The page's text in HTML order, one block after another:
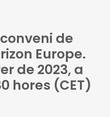
de
Europe.
de 2023, a
hores (CET)